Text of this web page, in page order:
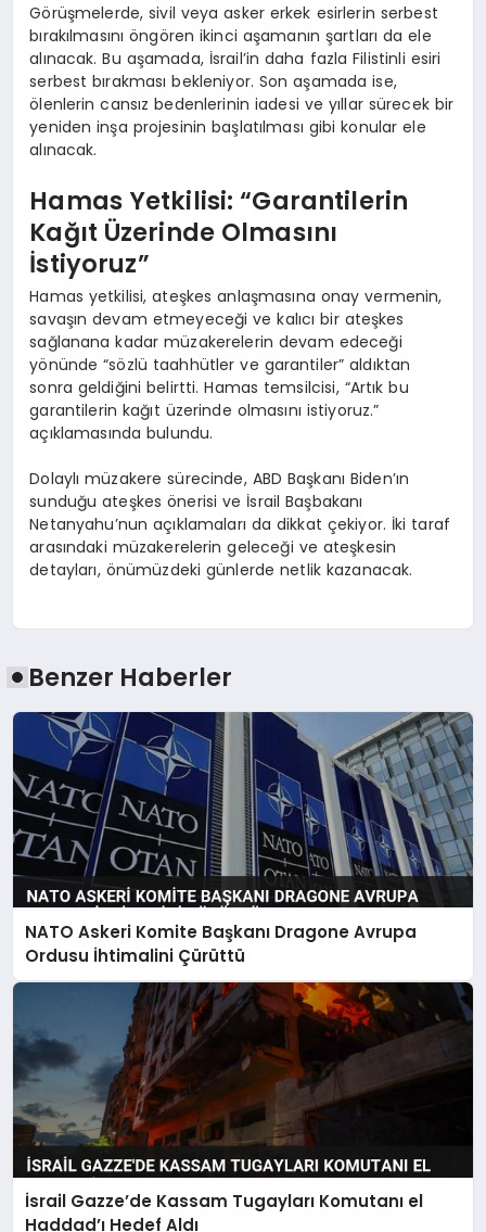
Görüşmelerde, sivil veya asker erkek esirlerin serbest
bırakılmasını öngören ikinci aşamanın şartları da ele
alınacak. Bu aşamada, İsrail’in daha fazla Filistinli esiri
serbest bırakması bekleniyor. Son aşamada ise,
ölenlerin cansız bedenlerinin iadesi ve yıllar sürecek bir
yeniden inşa projesinin başlatılması gibi konular ele
alınacak.
Hamas Yetkilisi: “Garantilerin
Kağıt Üzerinde Olmasını
İstiyoruz”
Hamas yetkilisi, ateşkes anlaşmasına onay vermenin,
savaşın devam etmeyeceği ve kalıcı bir ateşkes
sağlanana kadar müzakerelerin devam edeceği
yönünde “sözlü taahhütler ve garantiler” aldıktan
sonra geldiğini belirtti. Hamas temsilcisi, “Artık bu
garantilerin kağıt üzerinde olmasını istiyoruz.”
açıklamasında bulundu.
Dolaylı müzakere sürecinde, ABD Başkanı Biden’ın
sunduğu ateşkes önerisi ve İsrail Başbakanı
Netanyahu’nun açıklamaları da dikkat çekiyor. İki taraf
arasındaki müzakerelerin geleceği ve ateşkesin
detayları, önümüzdeki günlerde netlik kazanacak.
Benzer Haberler
NATO Askeri Komite Başkanı Dragone Avrupa
Ordusu İhtimalini Çürüttü
İsrail Gazze’de Kassam Tugayları Komutanı el
Haddad’ı Hedef Aldı